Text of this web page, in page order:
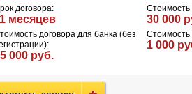
договора:
месяцев
Стоимость
30 000
договора для банка (без
000 руб.
Стоимость
1 000